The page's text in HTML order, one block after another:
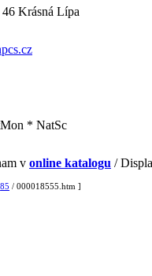
Krásná Lípa
* NatSc
v online katalogu /
85 / 000018555.htm ]